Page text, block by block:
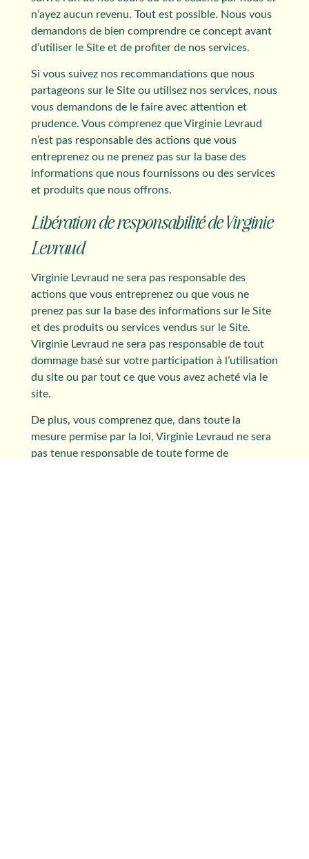
n’ayez aucun revenu. Tout est possible. Nous vous
demandons de bien comprendre ce concept avant
d’utiliser le Site et de profiter de nos services.
Si vous suivez nos recommandations que nous
partageons sur le Site ou utilisez nos services, nous
vous demandons de le faire avec attention et
prudence. Vous comprenez que Virginie Levraud
n’est pas responsable des actions que vous
entreprenez ou ne prenez pas sur la base des
informations que nous fournissons ou des services
et produits que nous offrons.
Libération de responsabilité de Virginie
Levraud
Virginie Levraud ne sera pas responsable des
actions que vous entreprenez ou que vous ne
prenez pas sur la base des informations sur le Site
et des produits ou services vendus sur le Site.
Virginie Levraud ne sera pas responsable de tout
dommage basé sur votre participation à l’utilisation
du site ou par tout ce que vous avez acheté via le
site.
De plus, vous comprenez que, dans toute la
mesure permise par la loi, Virginie Levraud ne sera
pas tenue responsable de toute forme de